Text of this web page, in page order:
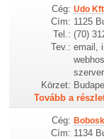
Cég: Udo
Cím: 1125
Tel.: (70)
Tev.: email,
Körzet:
Tovább a
Cég:
Cím: 1134